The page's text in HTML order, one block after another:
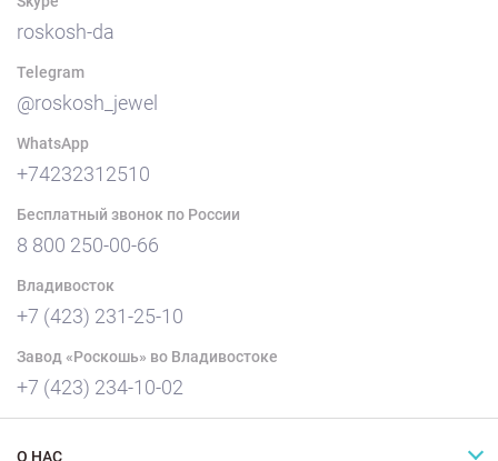
roskosh-da
Telegram
@roskosh_jewel
WhatsApp
+74232312510
Бесплатный звонок по России
8 800 250-00-66
Владивосток
+7 (423) 231-25-10
Завод «Роскошь» во Владивостоке
+7 (423) 234-10-02
О НАС